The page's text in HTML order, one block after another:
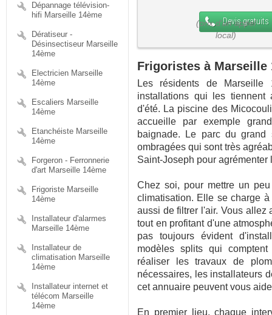
Dépannage télévision-
hifi Marseille 14ème
Dératiseur -
Désinsectiseur Marseille
14ème
Electricien Marseille
14ème
Escaliers Marseille
14ème
Etanchéiste Marseille
14ème
Forgeron - Ferronnerie
d'art Marseille 14ème
Frigoriste Marseille
14ème
Installateur d'alarmes
Marseille 14ème
Installateur de
climatisation Marseille
14ème
Installateur internet et
télécom Marseille
14ème
Devis gratuits
Frigoristes à Marseille
Les résidents de Marseille
installations qui les tiennent
d'été. La piscine des
accueille par exemple
baignade. Le parc du grand
ombragées qui sont très
Saint-Joseph pour
Chez soi, pour mettre un
climatisation. Elle se charge
aussi de filtrer l'air. Vous allez
tout en profitant d'une
pas toujours évident
modèles splits qui
réaliser les travaux de
nécessaires, les installateurs
cet annuaire peuvent vous
En premier lieu, chaque